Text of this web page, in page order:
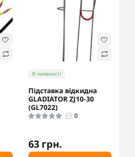
В наявності
Підставка відкидна
GLADIATOR ZJ10-30
(GL7022)
0
63 грн.